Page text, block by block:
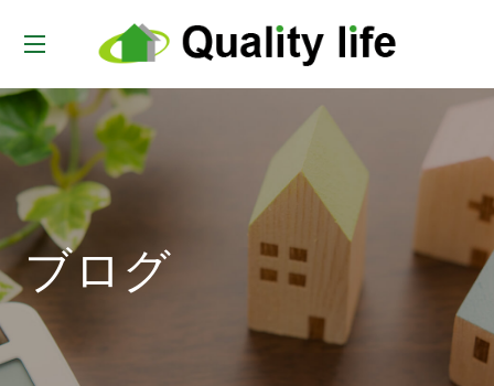
ブログ
t
o
g
l
n
a